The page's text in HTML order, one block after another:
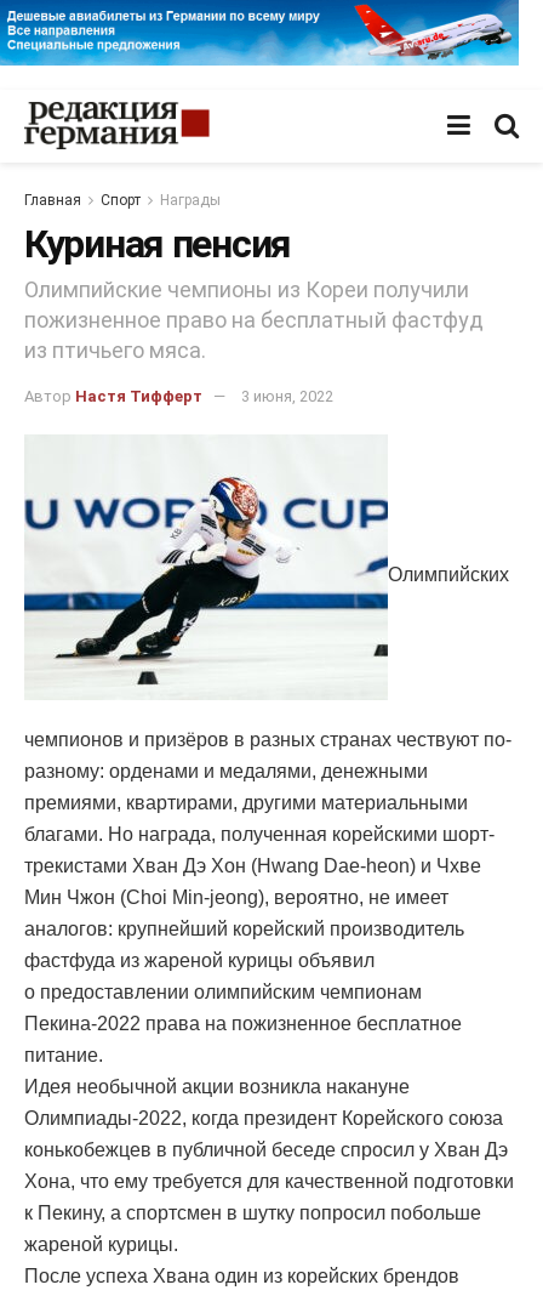
Главная Спорт Награды
Куриная пенсия
Олимпийские чемпионы из Кореи получили
пожизненное право на бесплатный фастфуд
из птичьего мяса.
Автор Настя Тифферт 3 июня, 2022
Олимпийских
чемпионов и призёров в разных странах чествуют по-
разному: орденами и медалями, денежными
премиями, квартирами, другими материальными
благами. Но награда, полученная корейскими шорт-
трекистами Хван Дэ Хон (Hwang Dae-heon) и Чхве
Мин Чжон (Choi Min-jeong), вероятно, не имеет
аналогов: крупнейший корейский производитель
фастфуда из жареной курицы объявил
о предоставлении олимпийским чемпионам
Пекина-2022 права на пожизненное бесплатное
питание.
Идея необычной акции возникла накануне
Олимпиады-2022, когда президент Корейского союза
конькобежцев в публичной беседе спросил у Хван Дэ
Хона, что ему требуется для качественной подготовки
к Пекину, а спортсмен в шутку попросил побольше
жареной курицы.
После успеха Хвана один из корейских брендов